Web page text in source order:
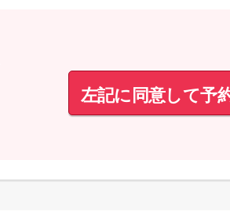
左記に同意して予